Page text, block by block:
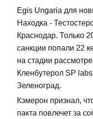
Egis Ungaria для
Находка -
Краснодар. Только
санкции попали 22
на стадии
Кленбутерол SP
Зеленоград.
Кэмерон признал,
пакта повлечет за